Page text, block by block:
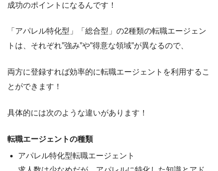
成功のポイントになるんです！
「アパレル特化型」「総合型」の2種類の転職エージェン
トは、それぞれ”強み”や”得意な領域”が異なるので、
両方に登録すれば効率的に転職エージェントを利用するこ
とができます！
具体的には次のような違いがあります！
転職エージェントの種類
アパレル特化型転職エージェント